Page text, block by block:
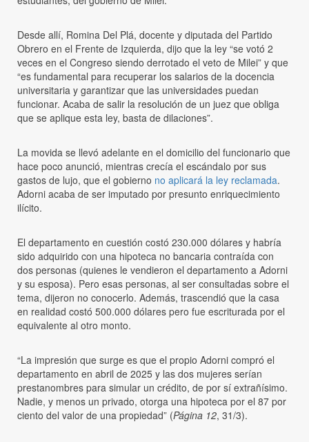
Desde allí, Romina Del Plá, docente y diputada del Partido
Obrero en el Frente de Izquierda, dijo que la ley “se votó 2
veces en el Congreso siendo derrotado el veto de Milei” y que
“es fundamental para recuperar los salarios de la docencia
universitaria y garantizar que las universidades puedan
funcionar. Acaba de salir la resolución de un juez que obliga
que se aplique esta ley, basta de dilaciones”.
La movida se llevó adelante en el domicilio del funcionario que
hace poco anunció, mientras crecía el escándalo por sus
gastos de lujo, que el gobierno no aplicará la ley reclamada.
Adorni acaba de ser imputado por presunto enriquecimiento
ilícito.
El departamento en cuestión costó 230.000 dólares y habría
sido adquirido con una hipoteca no bancaria contraída con
dos personas (quienes le vendieron el departamento a Adorni
y su esposa). Pero esas personas, al ser consultadas sobre el
tema, dijeron no conocerlo. Además, trascendió que la casa
en realidad costó 500.000 dólares pero fue escriturada por el
equivalente al otro monto.
“La impresión que surge es que el propio Adorni compró el
departamento en abril de 2025 y las dos mujeres serían
prestanombres para simular un crédito, de por sí extrañísimo.
Nadie, y menos un privado, otorga una hipoteca por el 87 por
ciento del valor de una propiedad” (Página 12, 31/3).